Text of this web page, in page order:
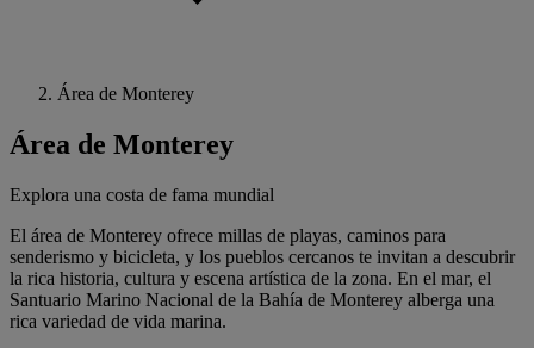
Área de Monterey
Área de Monterey
Explora una costa de fama mundial
El área de Monterey ofrece millas de playas, caminos para
senderismo y bicicleta, y los pueblos cercanos te invitan a descubrir
la rica historia, cultura y escena artística de la zona. En el mar, el
Santuario Marino Nacional de la Bahía de Monterey alberga una
rica variedad de vida marina.